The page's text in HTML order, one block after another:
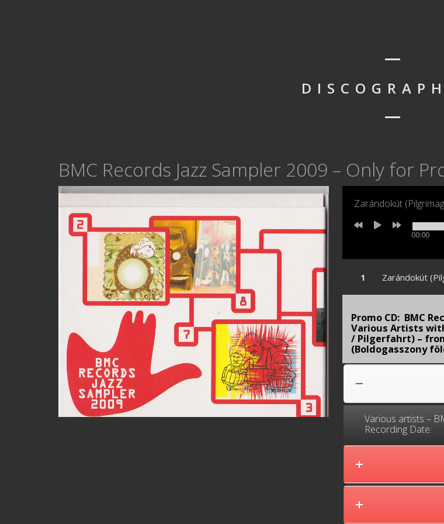
BMC Records Jazz Sampler 2009 – Only for
Zarándokút
00:00
Zarándokút
Promo CD: BMC
Various Artists
/ Pilgerfahrt) –
(Boldogasszony
Various ‎artists –
Recording Date: